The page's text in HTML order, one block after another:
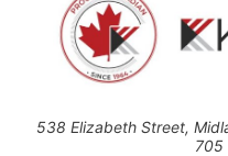
538 Elizabeth Street,
705